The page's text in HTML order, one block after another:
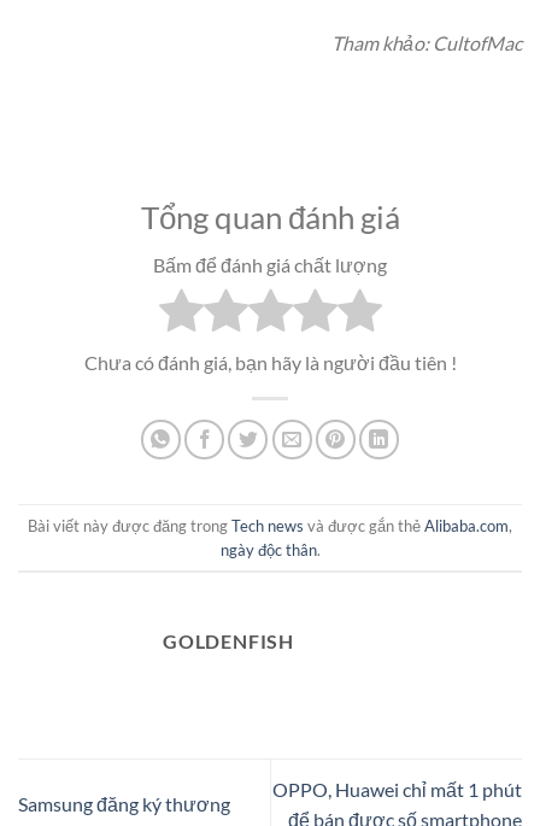
Tham khảo: CultofMac
Tổng quan đánh giá
Bấm để đánh giá chất lượng
Chưa có đánh giá, bạn hãy là người đầu tiên !
Bài viết này được đăng trongTech news và được gắn thẻAlibaba.com,
ngày độc thân.
GOLDENFISH
Samsung đăng ký thương
OPPO, Huawei chỉ mất 1 phút
để bán được số smartphone